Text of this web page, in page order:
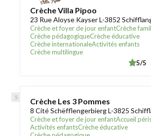
Crèche Villa Pipoo
23 Rue Aloyse Kayser L-3852
Crèche et foyer de jour enfantCrèche
Crèche pédagogiqueCrèche éducative
Crèche internationaleActivités enfants
Crèche multilingue
5/5
Crèche Les 3 Pommes
8 Cité Schëfflengerbierg L-3825
Crèche et foyer de jour enfantAccueil
Activités enfantsCrèche éducative